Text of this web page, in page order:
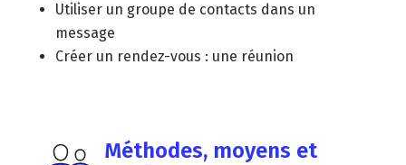
Utiliser un groupe de contacts dans un
message
Créer un rendez-vous : une réunion
Méthodes, moyens et